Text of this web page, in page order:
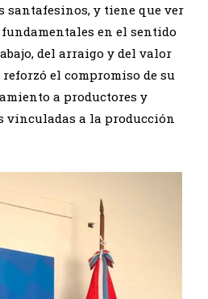
santafesinos, y tiene que ver
en el sentido
del arraigo y del valor
reforzó el compromiso de su
a productores y
vinculadas a la producción